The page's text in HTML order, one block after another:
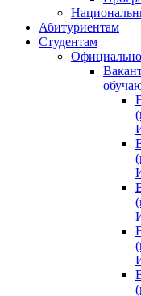
Абитуриентам
Студентам
Официально